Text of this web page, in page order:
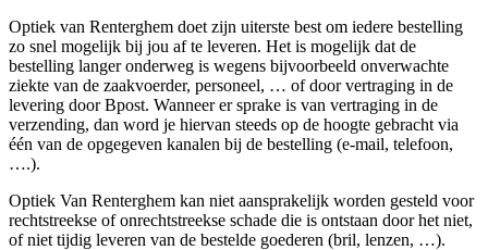
Optiek van Renterghem doet zijn uiterste best om iedere bestelling
zo snel mogelijk bij jou af te leveren. Het is mogelijk dat de
bestelling langer onderweg is wegens bijvoorbeeld onverwachte
ziekte van de zaakvoerder, personeel, … of door vertraging in de
levering door Bpost. Wanneer er sprake is van vertraging in de
verzending, dan word je hiervan steeds op de hoogte gebracht via
één van de opgegeven kanalen bij de bestelling (e-mail, telefoon,
….).
Optiek Van Renterghem kan niet aansprakelijk worden gesteld voor
rechtstreekse of onrechtstreekse schade die is ontstaan door het niet,
of niet tijdig leveren van de bestelde goederen (bril, lenzen, …).